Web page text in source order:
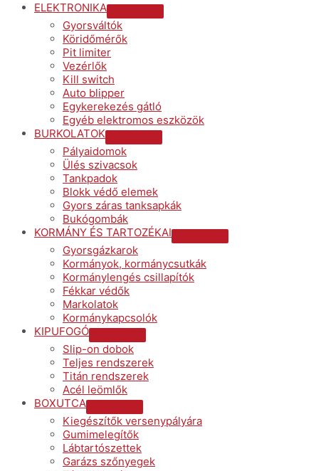
ELEKTRONIKA
Menu
Gyorsváltók
Köridőmérők
Pit limiter
Vezérlők
Kill switch
Auto blipper
Egykerekezés gátló
Egyéb elektromos eszközök
BURKOLATOK
Menu
Pályaidomok
Ülés szivacsok
Tankpadok
Blokk védő elemek
Gyors záras tanksapkák
Bukógombák
KORMÁNY ÉS TARTOZÉKAI
Menu
Gyorsgázkarok
Kormányok, kormánycsutkák
Kormánylengés csillapítók
Fékkar védők
Markolatok
Kormánykapcsolók
KIPUFOGÓ
Menu
Toggle
Slip-on dobok
Teljes rendszerek
Titán rendszerek
Acél leömlők
BOXUTCA
Menu
Toggle
Kiegészítők versenypályára
Gumimelegítők
Lábtartószettek
Garázs szőnyegek